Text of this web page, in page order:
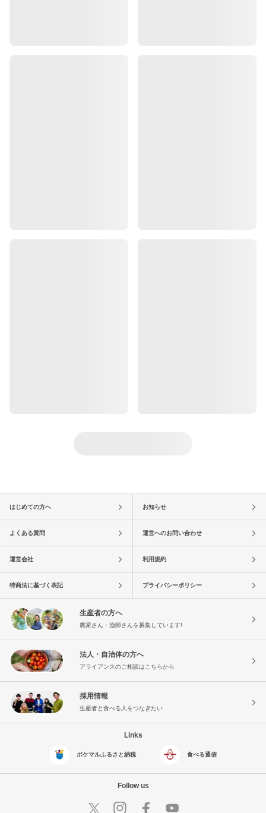
はじめての方へ お知らせ
よくある質問 運営へのお問い合わせ
運営会社 利用規約
特商法に基づく表記 プライバシーポリシー
生産者の方へ
農家さん・漁師さんを募集しています!
法人・自治体の方へ
アライアンスのご相談はこちらから
採用情報
生産者と食べる人をつなぎたい
Links
ポケマルふるさと納税 食べる通信
Follow us